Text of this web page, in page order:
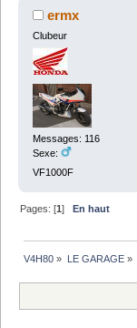
ermx
Clubeur
Messages: 116
Sexe:
VF1000F
Pages: [1]En haut
V4H80 » LE GARAGE»